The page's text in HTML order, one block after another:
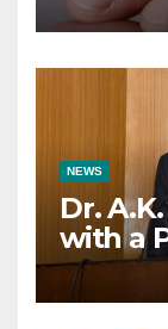
NEWS
Dr.
with a